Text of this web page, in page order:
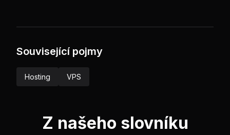
Související pojmy
Hosting VPS
Z našeho slovníku